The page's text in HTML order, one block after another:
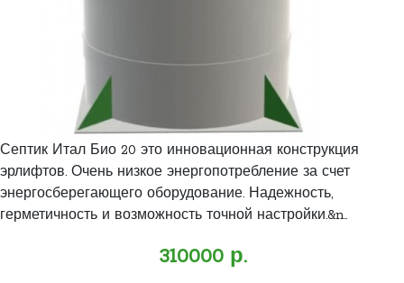
Септик Итал Био 20 это инновационная конструкция
эрлифтов. Очень низкое энергопотребление за счет
энергосберегающего оборудование. Надежность,
герметичность и возможность точной настройки.&n..
310000 р.